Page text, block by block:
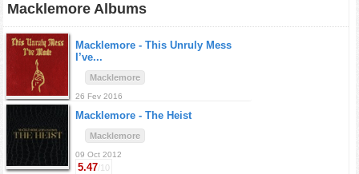
Macklemore Albums
Macklemore - This Unruly Mess
I’ve...
Macklemore
26 Fev 2016
Macklemore - The Heist
Macklemore
09 Oct 2012
5.47/10